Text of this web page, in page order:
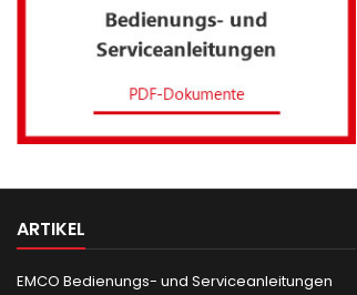
ARTIKEL
EMCO Bedienungs- und Serviceanleitungen